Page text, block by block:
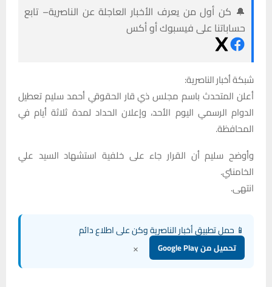
🔔 كن أول من يعرف الأخبار العاجلة عن الناصرية– تابع
حساباتنا على فيسبوك أو أكس
شبكة أخبار الناصرية:
أعلن المتحدث باسم مجلس ذي قار الحقوقي أحمد سليم تعطيل
الدوام الرسمي اليوم الأحد، وإعلان الحداد لمدة ثلاثة أيام في
المحافظة.
وأوضح سليم أن القرار جاء على خلفية استشهاد السيد علي
الخامنئي.
انتهى.
📱 حمل تطبيق أخبار الناصرية وكن على اطلاع دائم
تحميل من Google Play ×